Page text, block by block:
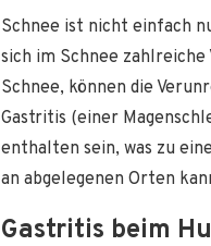
Schnee ist nicht einfach
sich im Schnee zahlreiche
Schnee, können die
Gastritis (einer
enthalten sein, was zu
an abgelegenen Orten
Gastritis beim